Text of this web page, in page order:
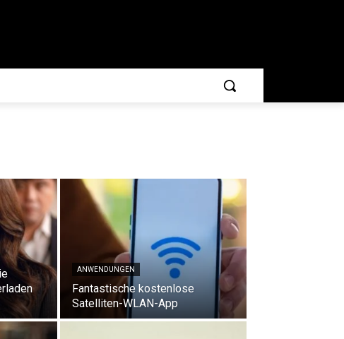
ANWENDUNGEN
Fantastische kostenlose
Satelliten-WLAN-App